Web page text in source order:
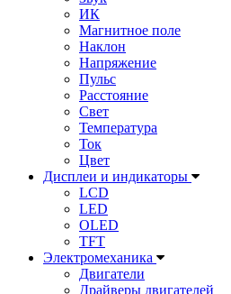
ИК
Магнитное поле
Наклон
Напряжение
Пульс
Расстояние
Свет
Температура
Ток
Цвет
Дисплеи и индикаторы
LCD
LED
OLED
TFT
Электромеханика
Двигатели
Драйверы двигателей